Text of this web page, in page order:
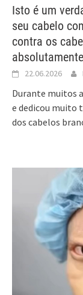
Isto é um
seu cabelo
contra os
22.06.2026
Durante muitos
e dedicou muito
dos cabelos